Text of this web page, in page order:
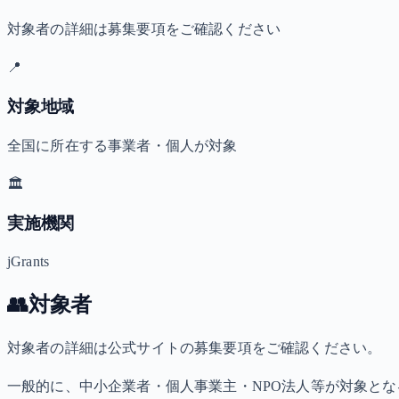
対象者の詳細は募集要項をご確認ください
📍
対象地域
全国に所在する事業者・個人が対象
🏛️
実施機関
jGrants
👥対象者
対象者の詳細は公式サイトの募集要項をご確認ください。
一般的に、中小企業者・個人事業主・NPO法人等が対象とな